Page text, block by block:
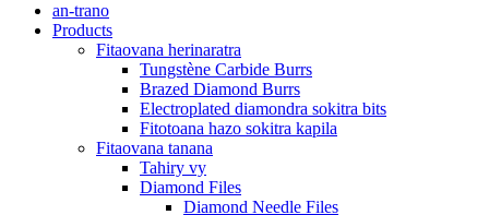
an-trano
Products
Fitaovana herinaratra
Tungstène Carbide Burrs
Brazed Diamond Burrs
Electroplated diamondra sokitra bits
Fitotoana hazo sokitra kapila
Fitaovana tanana
Tahiry vy
Diamond Files
Diamond Needle Files